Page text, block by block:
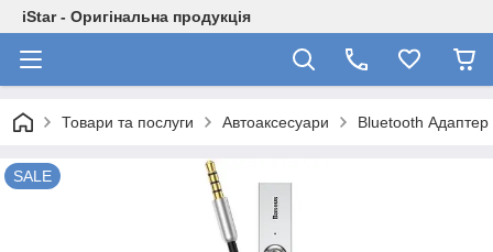
iStar - Оригінальна продукція
Товари та послуги Автоаксесуари Bluetooth
SALE